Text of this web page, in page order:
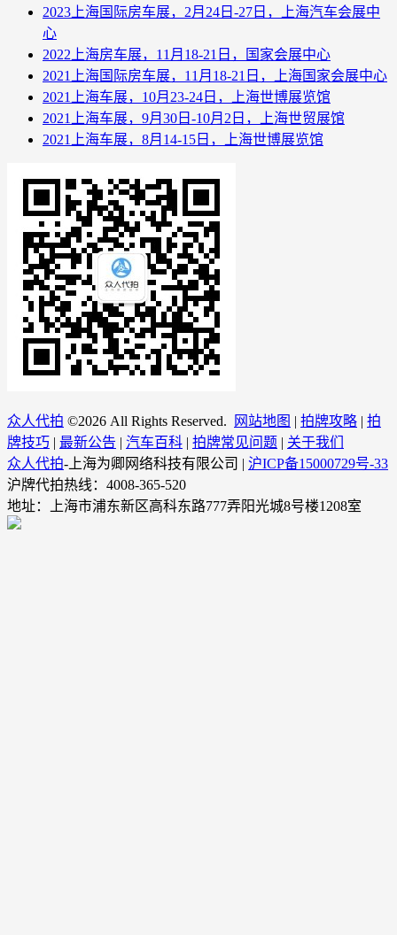
2023上海国际房车展，2月24日-27日，上海汽车会展中
心
2022上海房车展，11月18-21日，国家会展中心
2021上海国际房车展，11月18-21日，上海国家会展中心
2021上海车展，10月23-24日，上海世博展览馆
2021上海车展，9月30日-10月2日，上海世贸展馆
2021上海车展，8月14-15日，上海世博展览馆
众人代拍 ©2026 All Rights Reserved. 网站地图 | 拍牌攻略 | 拍
牌技巧 | 最新公告 | 汽车百科 | 拍牌常见问题 | 关于我们
众人代拍-上海为卿网络科技有限公司 | 沪ICP备15000729号-33
沪牌代拍热线：4008-365-520
地址：上海市浦东新区高科东路777弄阳光城8号楼1208室